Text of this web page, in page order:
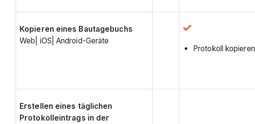
Kopieren eines Bautagebuchs
Web| iOS| Android-Geräte
Protokoll kopieren
Erstellen eines täglichen
Protokolleintrags in der